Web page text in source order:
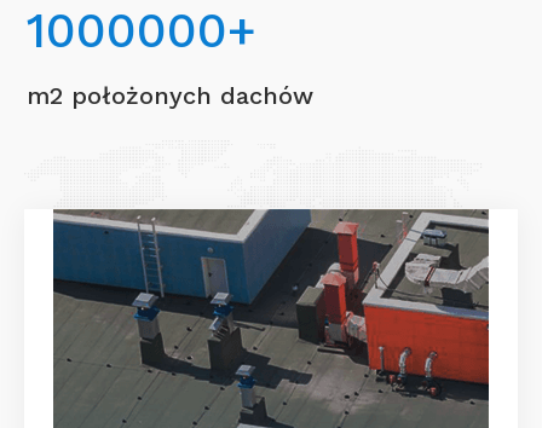
1000000+
m2 położonych dachów